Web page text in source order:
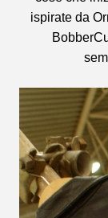
ispirate da